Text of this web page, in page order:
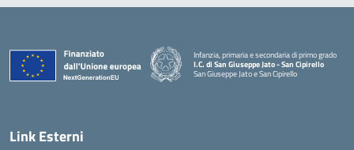
Infanzia, primaria e secondaria di primo grado
I.C. di San Giuseppe Jato - San Cipirello
San Giuseppe Jato e San Cipirello
Link Esterni